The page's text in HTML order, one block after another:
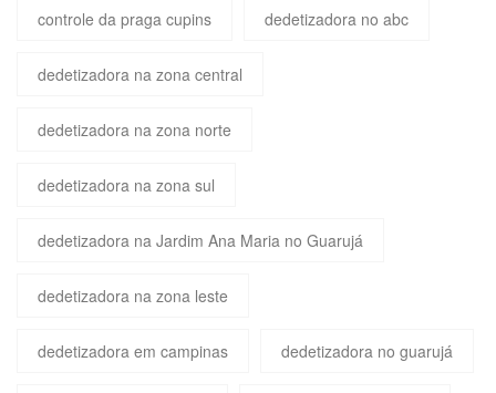
controle da praga cupins dedetizadora no abc
dedetizadora na zona central
dedetizadora na zona norte
dedetizadora na zona sul
dedetizadora na Jardim Ana Maria no Guarujá
dedetizadora na zona leste
dedetizadora em campinas dedetizadora no guarujá